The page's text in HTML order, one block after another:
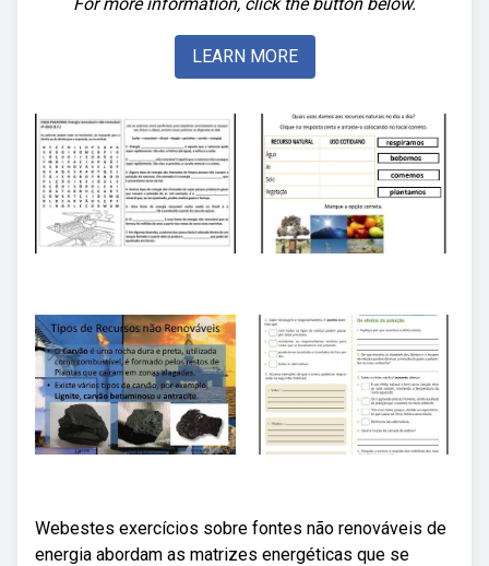
LEARN MORE
Webestes exercícios sobre fontes não renováveis de
energia abordam as matrizes energéticas que se